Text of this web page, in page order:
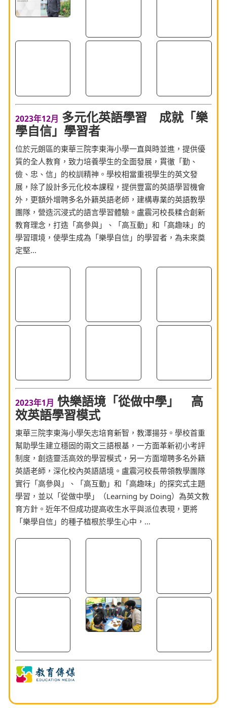
2023年12月 多元化英語學習 成就「樂
學自信」學習者
位於元朗區的東華三院李東海小學一直與時並進，提供優
質的全人教育，致力培養學生的全面發展，貫徹「勤、
儉、忠、信」的校訓精神。學校相當重視學生的英文發
展，除了設計多元化校本課程，提供豐富的英語學習機會
外，更額外增聘多名外籍英語老師，建構專業的英語教學
團隊，營造沉浸式的語言學習體驗。盧震河校長糅合創新
教育理念，打造「高參與」、「高互動」和「高趣味」的
學習環境，使學生成為「樂學自信」的學習者，為未來奠
定堅...
2023年1月 快樂語境「從做中學」 高
效英語學習模式
東華三院李東海小學矢志培育新智，教澤揚芬。學校首重
幫助學生建立穩固的兩文三語根基，一方面革新初小考評
制度，創造靈活高效的學習模式，另一方面增聘多名外籍
英語老師，深化校內英語語境。盧震河校長帶領教學團隊
實行「高參與」、「高互動」和「高趣味」的探究式主題
學習，並以「從做中學」（Learning by Doing）為英文教
育方針。近年不但成功提高收生水平與派位表現，更將
「樂學自信」的種子植根於學生心中，...